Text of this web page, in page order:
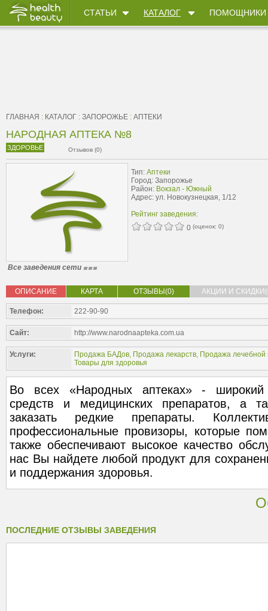
СТАТЬИ КАТАЛОГ ПОМОЩНИКИ
ГЛАВНАЯ : КАТАЛОГ : ЗАПОРОЖЬЕ : АПТЕКИ
НАРОДНАЯ АПТЕКА №8
ЗДОРОВЬЕ Отзывов (0)
Тип: Аптеки
Город: Запорожье
Район: Вокзал - Южный
Адрес: ул. Новокузнецкая, 1/12
Рейтинг заведения:
0 (оценок: 0)
Все заведения сети
ОПИСАНИЕ КАРТА ОТЗЫВЫ(0) АКЦИИ И
Телефон: 222-90-90
Сайт: http://www.narodnaapteka.com.ua
Услуги: Продажа БАДов, Продажа лекарств, Продажа лечебной
Товары для здоровья
Во всех «Народных аптеках» - широкий
средств и медицинских препаратов, а
заказать редкие препараты.
профессиональные провизоры, которые
также обеспечивают высокое качество
нас Вы найдете любой продукт для
и поддержания здоровья.
ПОСЛЕДНИЕ ОТЗЫВЫ ЗАВЕДЕНИЯ